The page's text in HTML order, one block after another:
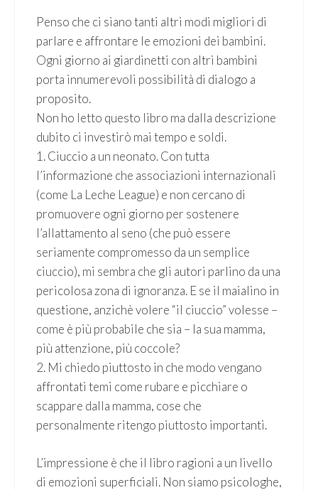
Penso che ci siano tanti altri modi migliori di
parlare e affrontare le emozioni dei bambini.
Ogni giorno ai giardinetti con altri bambini
porta innumerevoli possibilità di dialogo a
proposito.
Non ho letto questo libro ma dalla descrizione
dubito ci investirò mai tempo e soldi.
1. Ciuccio a un neonato. Con tutta
l’informazione che associazioni internazionali
(come La Leche League) e non cercano di
promuovere ogni giorno per sostenere
l’allattamento al seno (che può essere
seriamente compromesso da un semplice
ciuccio), mi sembra che gli autori parlino da una
pericolosa zona di ignoranza. E se il maialino in
questione, anzichè volere “il ciuccio” volesse –
come è più probabile che sia – la sua mamma,
più attenzione, più coccole?
2. Mi chiedo piuttosto in che modo vengano
affrontati temi come rubare e picchiare o
scappare dalla mamma, cose che
personalmente ritengo piuttosto importanti.
L’impressione è che il libro ragioni a un livello
di emozioni superficiali. Non siamo psicologhe,